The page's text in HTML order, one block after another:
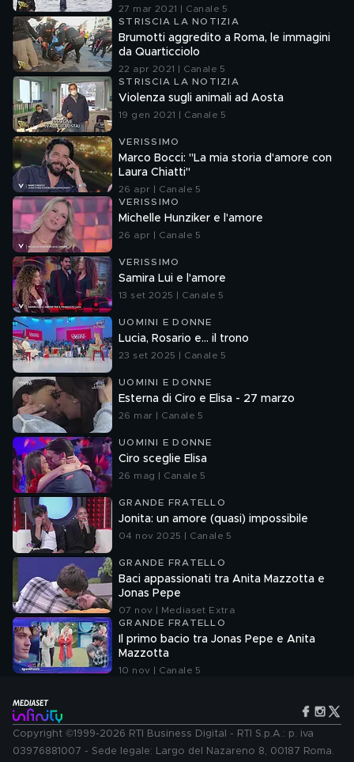
27 mar 2021 | Canale 5
STRISCIA LA NOTIZIA
Brumotti aggredito a Roma, le immagini
da Quarticciolo
22 apr 2021 | Canale 5
STRISCIA LA NOTIZIA
Violenza sugli animali ad Aosta
19 gen 2021 | Canale 5
VERISSIMO
Marco Bocci: "La mia storia d'amore con
Laura Chiatti"
26 apr | Canale 5
VERISSIMO
Michelle Hunziker e l'amore
26 apr | Canale 5
VERISSIMO
Samira Lui e l'amore
13 set 2025 | Canale 5
UOMINI E DONNE
Lucia, Rosario e... il trono
23 set 2025 | Canale 5
UOMINI E DONNE
Esterna di Ciro e Elisa - 27 marzo
26 mar | Canale 5
UOMINI E DONNE
Ciro sceglie Elisa
26 mag | Canale 5
GRANDE FRATELLO
Jonita: un amore (quasi) impossibile
04 nov 2025 | Canale 5
GRANDE FRATELLO
Baci appassionati tra Anita Mazzotta e
Jonas Pepe
07 nov | Mediaset Extra
GRANDE FRATELLO
Il primo bacio tra Jonas Pepe e Anita
Mazzotta
10 nov | Canale 5
Copyright ©1999-2026 RTI Business Digital - RTI S.p.A.: p. iva
03976881007 - Sede legale: Largo del Nazareno 8, 00187 Roma.